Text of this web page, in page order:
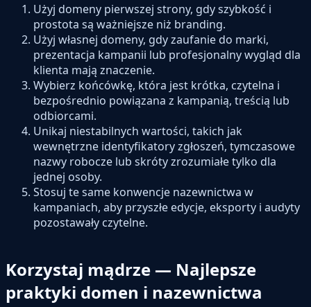
Użyj domeny pierwszej strony, gdy szybkość i
prostota są ważniejsze niż branding.
Użyj własnej domeny, gdy zaufanie do marki,
prezentacja kampanii lub profesjonalny wygląd dla
klienta mają znaczenie.
Wybierz końcówkę, która jest krótka, czytelna i
bezpośrednio powiązana z kampanią, treścią lub
odbiorcami.
Unikaj niestabilnych wartości, takich jak
wewnętrzne identyfikatory zgłoszeń, tymczasowe
nazwy robocze lub skróty zrozumiałe tylko dla
jednej osoby.
Stosuj te same konwencje nazewnictwa w
kampaniach, aby przyszłe edycje, eksporty i audyty
pozostawały czytelne.
Korzystaj mądrze — Najlepsze
praktyki domen i nazewnictwa